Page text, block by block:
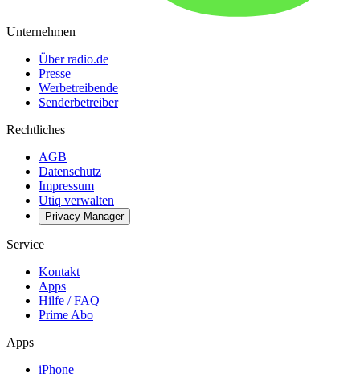
Unternehmen
Über radio.de
Presse
Werbetreibende
Senderbetreiber
Rechtliches
AGB
Datenschutz
Impressum
Utiq verwalten
Privacy-Manager
Service
Kontakt
Apps
Hilfe / FAQ
Prime Abo
Apps
iPhone